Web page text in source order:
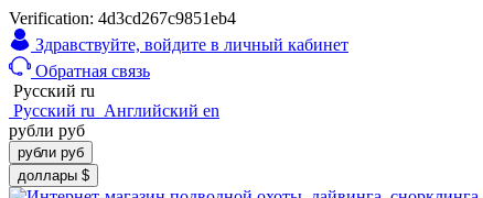
Verification: 4d3cd267c9851eb4
Здравствуйте, войдите в личный кабинет
Обратная связь
Русский ru
Русский ru Английский en
рубли руб
рубли руб
доллары $